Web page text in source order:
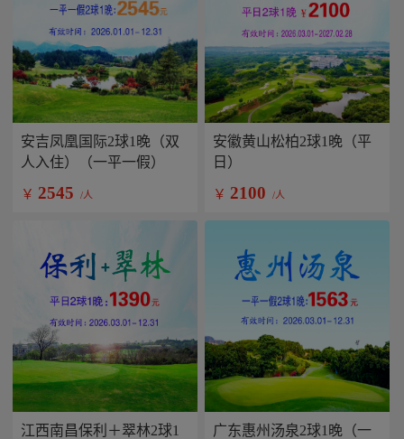
安吉凤凰国际2球1晚（双
人入住）（一平一假）
￥ 2545 /人
安徽黄山松柏2球1晚（平
日）
￥ 2100 /人
江西南昌保利＋翠林2球1
广东惠州汤泉2球1晚（一